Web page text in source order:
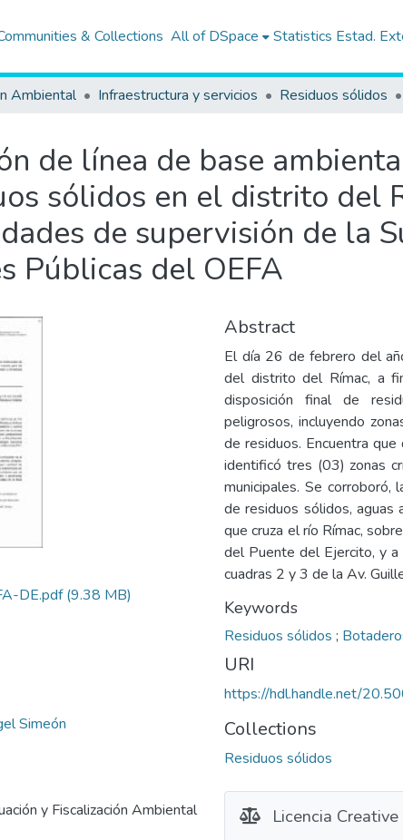
& Collections All of DSpace Statistics Estad.
Ambiental Infraestructura y servicios Residuos sólidos
de línea de base
sólidos en el distrito del
de supervisión de la
Públicas del OEFA
DE.pdf(9.38 MB)
Simeón
y Fiscalización Ambiental
Abstract
El día 26 de febrero del
del distrito del Rímac, a
disposición final de
peligrosos, incluyendo
de residuos. Encuentra
identificó tres (03) zonas
municipales. Se corroboró,
de residuos sólidos,
que cruza el río Rímac,
del Puente del Ejercito, y a
cuadras 2 y 3 de la Av.
Keywords
Residuos sólidos ;
URI
https://hdl.handle.net/
Collections
Residuos sólidos
Licencia Creative